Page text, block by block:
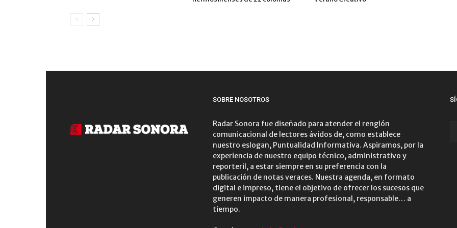
SOBRE NOSOTROS
Radar Sonora fue diseñado para atender el renglón
comunicacional de lectores ávidos de, como establece
nuestro eslogan, Puntualidad Informativa. Aspiramos, por la
experiencia de nuestro equipo técnico, administrativo y
reporteril, a estar siempre en su preferencia con la
publicación de notas veraces. Nuestra agenda, en formato
digital e impreso, tiene el objetivo de ofrecer los sucesos que
generen impacto de manera profesional, responsable… a
tiempo.